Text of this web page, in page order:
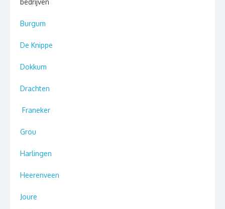
bedrijven
Burgum
De Knippe
Dokkum
Drachten
Franeker
Grou
Harlingen
Heerenveen
Joure